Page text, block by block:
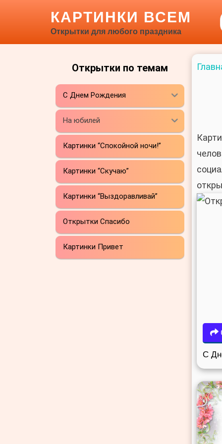
КАРТИНКИ ВСЕМ
Открытки для любого праздника
С
Открытки по темам
С Днем Рождения
На юбилей
Картинки “Спокойной ночи!”
Картинки “Скучаю”
Картинки “Выздоравливай”
Открытки Спасибо
Картинки Привет